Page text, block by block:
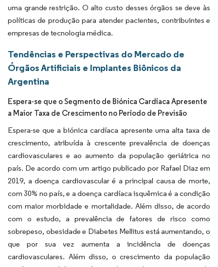
uma grande restrição. O alto custo desses órgãos se deve às
políticas de produção para atender pacientes, contribuintes e
empresas de tecnologia médica.
Tendências e Perspectivas do Mercado de
Órgãos Artificiais e Implantes Biônicos da
Argentina
Espera-se que o Segmento de Biónica Cardíaca Apresente
a Maior Taxa de Crescimento no Período de Previsão
Espera-se que a biónica cardíaca apresente uma alta taxa de
crescimento, atribuída à crescente prevalência de doenças
cardiovasculares e ao aumento da população geriátrica no
país. De acordo com um artigo publicado por Rafael Diaz em
2019, a doença cardiovascular é a principal causa de morte,
com 30% no país, e a doença cardíaca isquêmica é a condição
com maior morbidade e mortalidade. Além disso, de acordo
com o estudo, a prevalência de fatores de risco como
sobrepeso, obesidade e Diabetes Mellitus está aumentando, o
que por sua vez aumenta a incidência de doenças
cardiovasculares. Além disso, o crescimento da população